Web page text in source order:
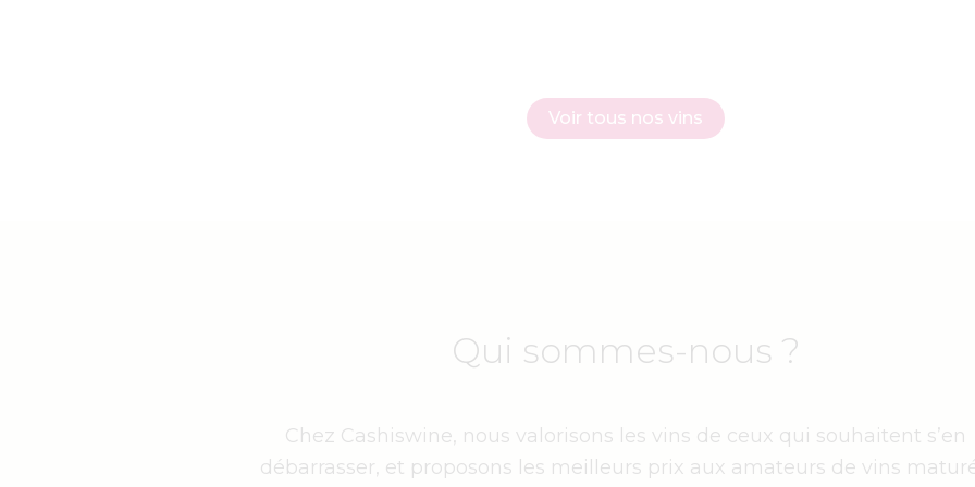
Voir tous nos vins
Qui sommes-nous ?
Chez Cashiswine, nous valorisons les vins de ceux qui souhaitent s’en
débarrasser, et proposons les meilleurs prix aux amateurs de vins